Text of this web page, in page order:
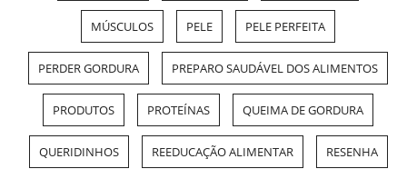
MÚSCULOS PELE PELE PERFEITA
PERDER GORDURA PREPARO SAUDÁVEL DOS ALIMENTOS
PRODUTOS PROTEÍNAS QUEIMA DE GORDURA
QUERIDINHOS REEDUCAÇÃO ALIMENTAR RESENHA